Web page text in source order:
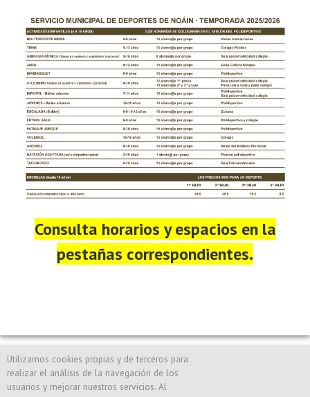
Utilizamos cookies propias y de terceros para
realizar el análisis de la navegación de los
usuarios y mejorar nuestros servicios. Al
Consulta horarios y espacios en la
pestañas correspondientes.
Avenida de La Lostra nº 1, Noáin · T948 31 71 48
Cookies·Canal de Denuncias·info@polideportivonoain.es